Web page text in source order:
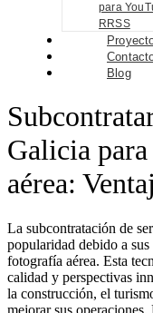
para
RRSS
Blog
Galicia
aérea:
La subcontratación de
popularidad debido a
fotografía aérea. Esta
calidad y perspectivas
la construcción, el
mejorar sus operaciones.